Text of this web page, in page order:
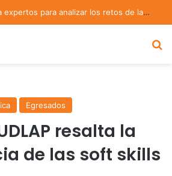
La UDLAP reúne a expertos para analizar los retos de la administración pública municipal
Egresados
resalta la
de las soft skills